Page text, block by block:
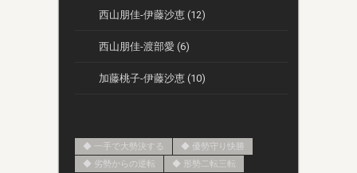
西山朋佳-伊藤沙恵 (12)
西山朋佳-渡部愛 (6)
加藤桃子-伊藤沙恵 (10)
◆ 一手で大勢決する
◆ 優勢守り快勝
◆ 劣勢からの逆転
◆ 形勢二転三転